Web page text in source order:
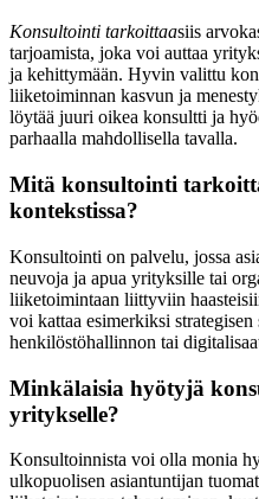
Konsultointi tarkoittaasiis
tarjoamista, joka voi auttaa
ja kehittymään. Hyvin valittu
liiketoiminnan kasvun ja
löytää juuri oikea konsultti ja
parhaalla mahdollisella tavalla.
Mitä konsultointi
kontekstissa?
Konsultointi on palvelu, jossa
neuvoja ja apua yrityksille tai
liiketoimintaan liittyviin
voi kattaa esimerkiksi
henkilöstöhallinnon tai
Minkälaisia hyötyjä
yritykselle?
Konsultoinnista voi olla monia
ulkopuolisen asiantuntijan